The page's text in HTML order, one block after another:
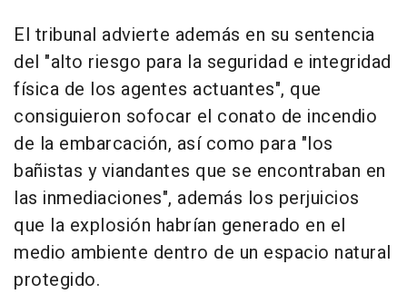
El tribunal advierte además en su sentencia
del "alto riesgo para la seguridad e integridad
física de los agentes actuantes", que
consiguieron sofocar el conato de incendio
de la embarcación, así como para "los
bañistas y viandantes que se encontraban en
las inmediaciones", además los perjuicios
que la explosión habrían generado en el
medio ambiente dentro de un espacio natural
protegido.